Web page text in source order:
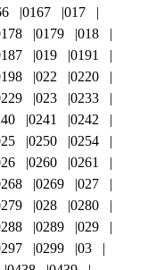
0167
017
0179
018
019
0191
022
0220
023
0233
0241
0242
0250
0254
0260
0261
0269
027
028
0280
0289
029
0299
03